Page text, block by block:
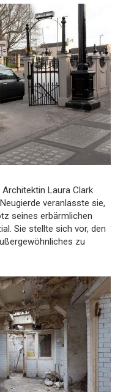
Laura Clark
veranlasste sie,
seines erbärmlichen
Sie stellte sich vor, den
zu